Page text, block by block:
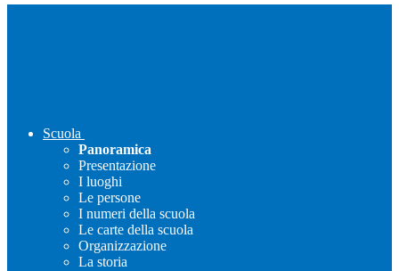
Scuola
Panoramica
Presentazione
I luoghi
Le persone
I numeri della scuola
Le carte della scuola
Organizzazione
La storia